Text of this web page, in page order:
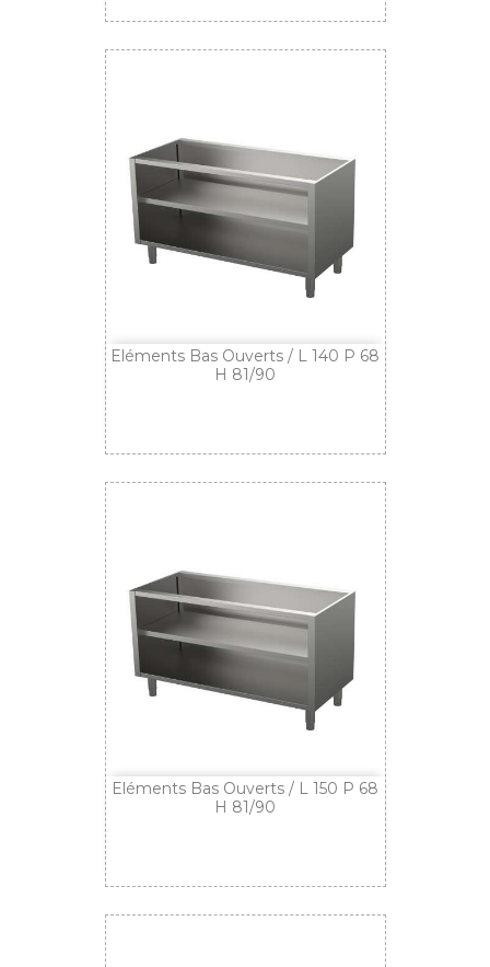
Eléments Bas Ouverts / L 140 P 68
H 81/90
Eléments Bas Ouverts / L 150 P 68
H 81/90